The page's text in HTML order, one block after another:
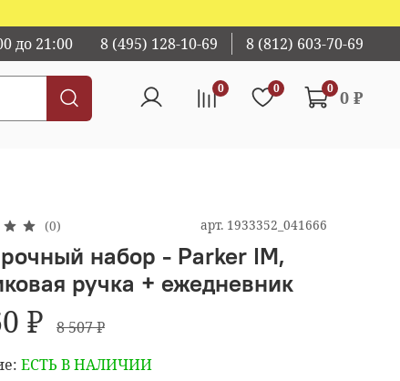
до 21:00 8 (495) 128-10-69 8 (812) 603-70-69
0 0 0 0 ₽
(0) арт. 1933352_041666
набор - Parker IM,
ручка + ежедневник
₽
8 507 ₽
ЕСТЬ В НАЛИЧИИ